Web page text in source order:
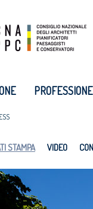
PROFESSIONE
STAMPA VIDEO